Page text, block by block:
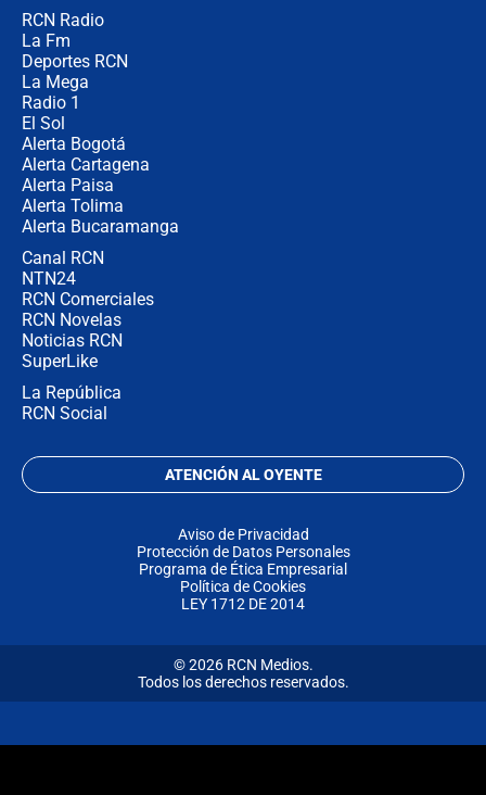
RCN Radio
La Fm
Deportes RCN
La Mega
Radio 1
El Sol
Alerta Bogotá
Alerta Cartagena
Alerta Paisa
Alerta Tolima
Alerta Bucaramanga
Canal RCN
NTN24
RCN Comerciales
RCN Novelas
Noticias RCN
SuperLike
La República
RCN Social
ATENCIÓN AL OYENTE
Aviso de Privacidad
Protección de Datos Personales
Programa de Ética Empresarial
Política de Cookies
LEY 1712 DE 2014
© 2026 RCN Medios.
Todos los derechos reservados.